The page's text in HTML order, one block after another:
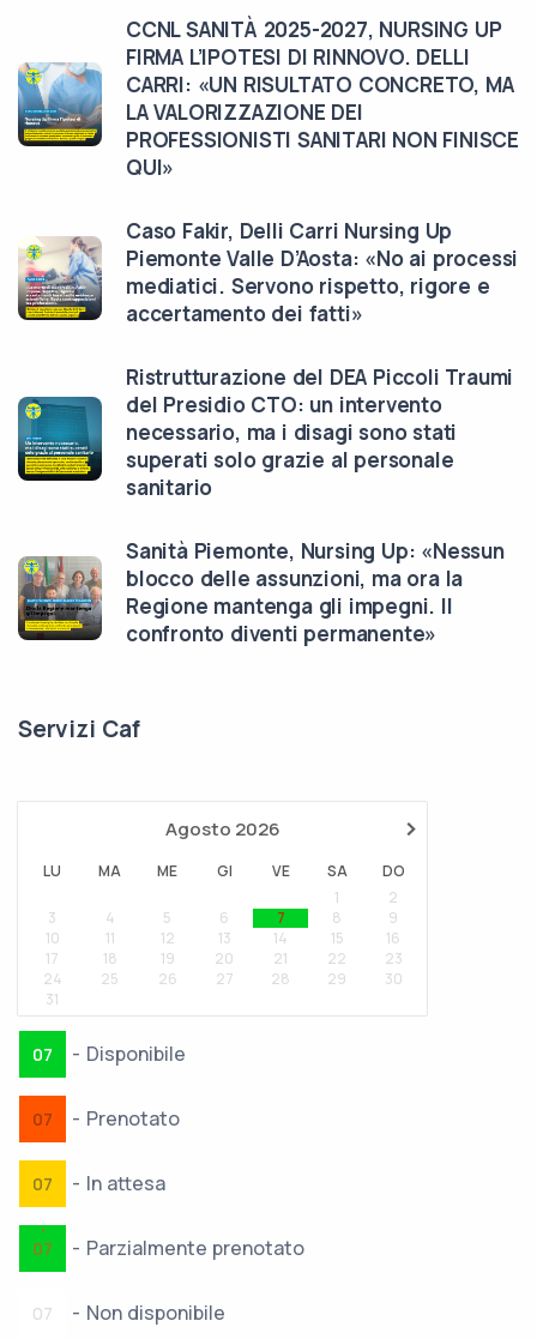
CCNL SANITÀ 2025-2027, NURSING UP
FIRMA L’IPOTESI DI RINNOVO. DELLI
CARRI: «UN RISULTATO CONCRETO, MA
LA VALORIZZAZIONE DEI
PROFESSIONISTI SANITARI NON FINISCE
QUI»
Caso Fakir, Delli Carri Nursing Up
Piemonte Valle D’Aosta: «No ai processi
mediatici. Servono rispetto, rigore e
accertamento dei fatti»
Ristrutturazione del DEA Piccoli Traumi
del Presidio CTO: un intervento
necessario, ma i disagi sono stati
superati solo grazie al personale
sanitario
Sanità Piemonte, Nursing Up: «Nessun
blocco delle assunzioni, ma ora la
Regione mantenga gli impegni. Il
confronto diventi permanente»
Servizi Caf
›
Agosto 2026
LU MA ME GI VE SA
DO
1
2
3
4 5 6 ··
7 8
9
10
11 12 13 14 15
16
17
18 19 20 21 22
23
24
25 26 27 28 29
30
31
07 - Disponibile
07 - Prenotato
07 - In attesa
·
07 - Parzialmente prenotato
07 - Non disponibile